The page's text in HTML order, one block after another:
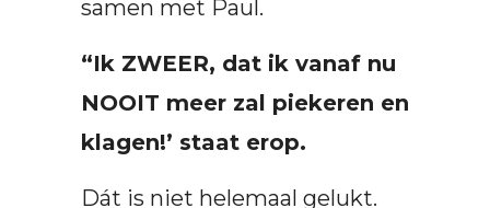
samen met Paul.
“Ik ZWEER, dat ik vanaf nu
NOOIT meer zal piekeren en
klagen!’ staat erop.
Dát is niet helemaal gelukt.